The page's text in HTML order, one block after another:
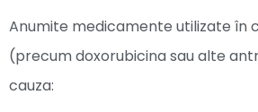
Anumite medicamente utilizate în
(precum doxorubicina sau alte
cauza: